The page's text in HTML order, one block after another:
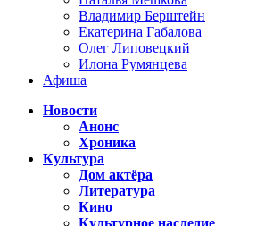
Владимир Берштейн
Екатерина Габалова
Олег Липовецкий
Илона Румянцева
Афиша
Новости
Анонс
Хроника
Культура
Дом актёра
Литература
Кино